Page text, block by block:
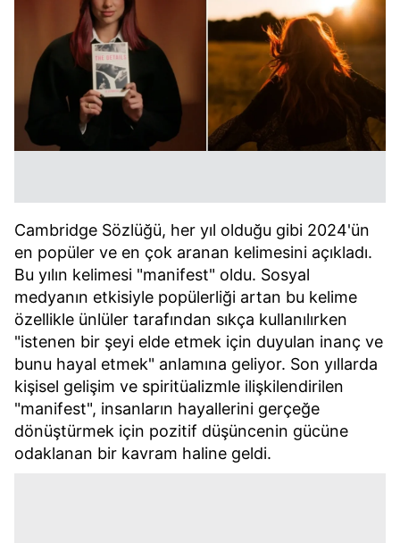
Cambridge Sözlüğü, her yıl olduğu gibi 2024'ün
en popüler ve en çok aranan kelimesini açıkladı.
Bu yılın kelimesi "manifest" oldu. Sosyal
medyanın etkisiyle popülerliği artan bu kelime
özellikle ünlüler tarafından sıkça kullanılırken
"istenen bir şeyi elde etmek için duyulan inanç ve
bunu hayal etmek" anlamına geliyor. Son yıllarda
kişisel gelişim ve spiritüalizmle ilişkilendirilen
"manifest", insanların hayallerini gerçeğe
dönüştürmek için pozitif düşüncenin gücüne
odaklanan bir kavram haline geldi.